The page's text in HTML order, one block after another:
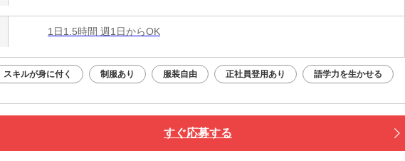
1日1.5時間 週1日からOK
スキルが身に付く 制服あり 服装自由 正社員登用あり 語学力を生かせる
すぐ応募する